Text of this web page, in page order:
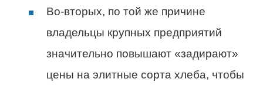
Во-вторых, по той же причине
владельцы крупных предприятий
значительно повышают «задирают»
цены на элитные сорта хлеба, чтобы